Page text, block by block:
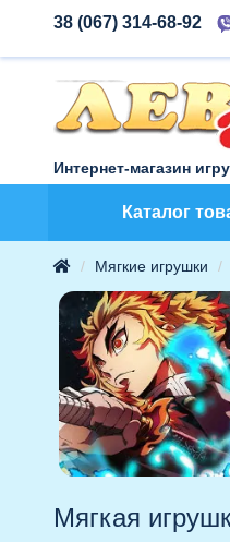
38 (067) 314-68-92
Интернет-магазин
Каталог
Мягкие игрушки
Мягкая